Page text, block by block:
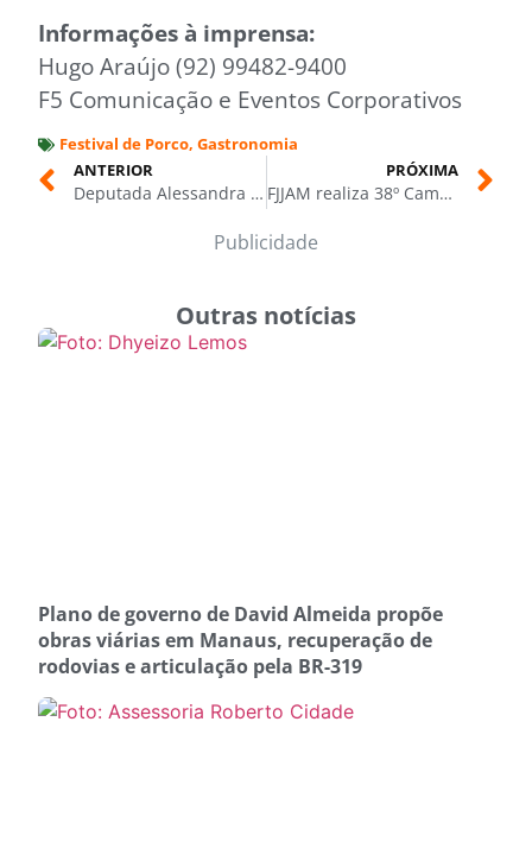
Informações à imprensa:
Hugo Araújo (92) 99482-9400
F5 Comunicação e Eventos Corporativos
Festival de Porco, Gastronomia
ANTERIOR
Deputada Alessandra Campelo representa ALEAM no Fórum Global de Mulheres no Direito nos EUA
PRÓXIMA
FJJAM realiza 38º Campeonato Amazonense de Jiu-Jítsu Gi e Nogi nos dias 22 e 23 de março, na Arena Amadeu Teixeira
Publicidade
Outras notícias
Plano de governo de David Almeida propõe
obras viárias em Manaus, recuperação de
rodovias e articulação pela BR-319